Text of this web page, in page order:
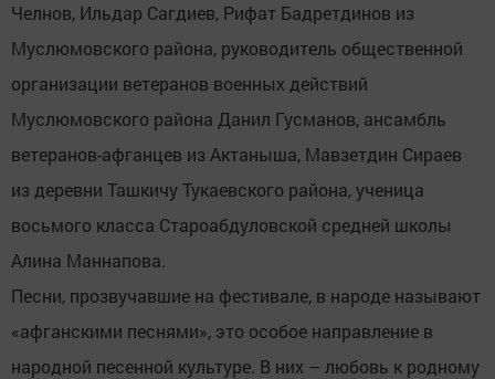
Челнов, Ильдар Сагдиев, Рифат Бадретдинов из
Муслюмовского района, руководитель общественной
организации ветеранов военных действий
Муслюмовского района Данил Гусманов, ансамбль
ветеранов-афганцев из Актаныша, Мавзетдин Сираев
из деревни Ташкичу Тукаевского района, ученица
восьмого класса Староабдуловской средней школы
Алина Маннапова.
Песни, прозвучавшие на фестивале, в народе называют
«афганскими песнями», это особое направление в
народной песенной культуре. В них – любовь к родному